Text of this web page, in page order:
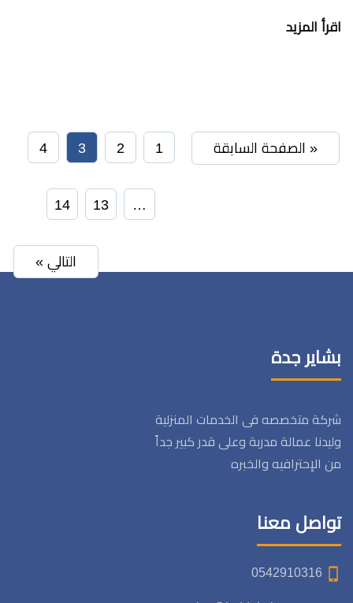
اقرأ المزيد
« الصفحة السابقة 1
2
3
4
…
13
14
التالي »
بشاير جدة
شركة متخصصه فى الخدمات المنزلية
وليدنا عمالة مدربة وعلى قدر كبير جداً
من الإحترافيه والخبره
تواصل معنا